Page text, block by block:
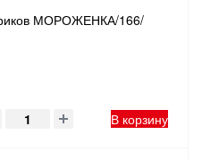
МОРОЖЕНКА/166/
В корзину